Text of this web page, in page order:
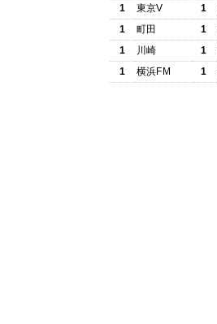
1
東京V 1
1
町田 1
1
川崎 1
1
横浜FM 1